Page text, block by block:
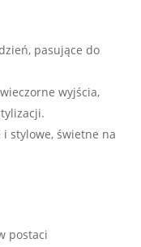
pasujące do
wyjścia,
stylowe, świetne na
postaci